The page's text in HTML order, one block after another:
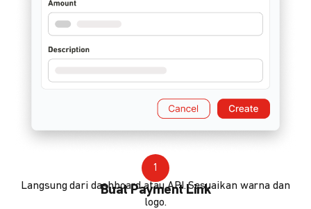
1
Buat Payment Link
Langsung dari dashboard atau API. Sesuaikan warna dan
logo.